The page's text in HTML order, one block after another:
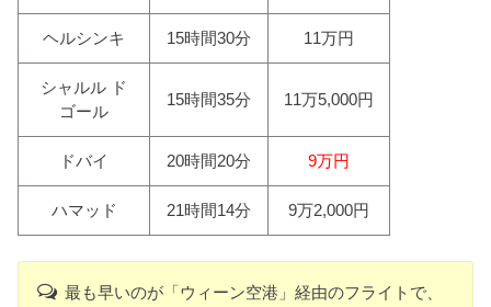
ヘルシンキ 15時間30分 11万円
シャルル ド
ゴール
15時間35分 11万5,000円
ドバイ 20時間20分 9万円
ハマッド 21時間14分 9万2,000円
最も早いのが「ウィーン空港」経由のフライトで、